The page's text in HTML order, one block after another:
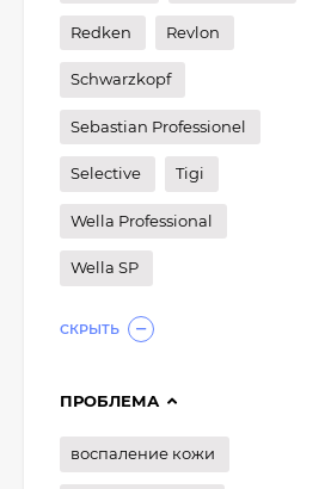
Redken Revlon
Schwarzkopf
Sebastian Professionel
Selective Tigi
Wella Professional
Wella SP
СКРЫТЬ
ПРОБЛЕМА
воспаление кожи